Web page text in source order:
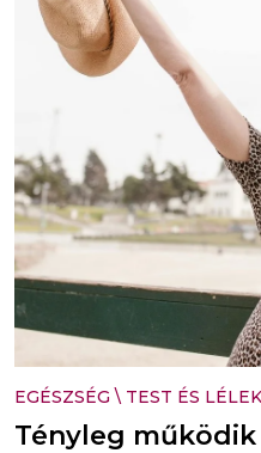
EGÉSZSÉG \ TEST ÉS LÉLEK
Tényleg működik